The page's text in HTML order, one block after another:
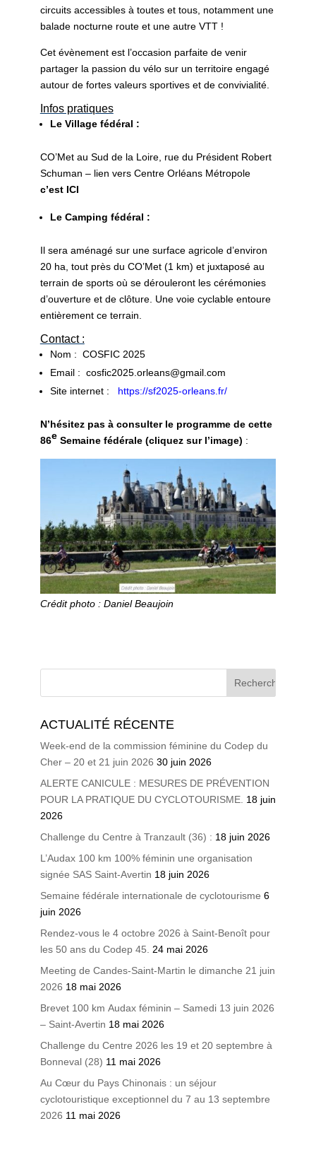
circuits accessibles à toutes et tous, notamment une
balade nocturne route et une autre VTT !
Cet évènement est l’occasion parfaite de venir
partager la passion du vélo sur un territoire engagé
autour de fortes valeurs sportives et de convivialité.
Infos pratiques
Le Village fédéral :
CO’Met au Sud de la Loire, rue du Président Robert
Schuman – lien vers Centre Orléans Métropole
c’est ICI
Le Camping fédéral :
Il sera aménagé sur une surface agricole d’environ
20 ha, tout près du CO’Met (1 km) et juxtaposé au
terrain de sports où se dérouleront les cérémonies
d’ouverture et de clôture. Une voie cyclable entoure
entièrement ce terrain.
Contact :
Nom : COSFIC 2025
Email : cosfic2025.orleans@gmail.com
Site internet :
https://sf2025-orleans.fr/
N’hésitez pas à consulter le programme de cette
86eSemaine fédérale (cliquez sur l’image) :
Crédit photo : Daniel Beaujoin
ACTUALITÉ RÉCENTE
Week-end de la commission féminine du Codep du
Cher – 20 et 21 juin 2026 30 juin 2026
ALERTE CANICULE : MESURES DE PRÉVENTION
POUR LA PRATIQUE DU CYCLOTOURISME. 18 juin
2026
Challenge du Centre à Tranzault (36) : 18 juin 2026
L’Audax 100 km 100% féminin une organisation
signée SAS Saint-Avertin 18 juin 2026
Semaine fédérale internationale de cyclotourisme 6
juin 2026
Rendez-vous le 4 octobre 2026 à Saint-Benoît pour
les 50 ans du Codep 45.
24 mai 2026
Meeting de Candes-Saint-Martin le dimanche 21 juin
2026 18 mai 2026
Brevet 100 km Audax féminin – Samedi 13 juin 2026
– Saint-Avertin 18 mai 2026
Challenge du Centre 2026 les 19 et 20 septembre à
Bonneval (28) 11 mai 2026
Au Cœur du Pays Chinonais : un séjour
cyclotouristique exceptionnel du 7 au 13 septembre
2026 11 mai 2026